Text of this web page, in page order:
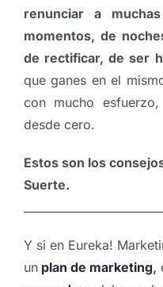
renunciar a
momentos, de
de rectificar, de ser
que ganes en el
con mucho
desde cero.
Estos son los
Suerte.
Y si en Eureka!
unplan de marketing,